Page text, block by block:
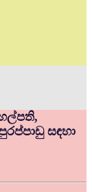
සඳහා